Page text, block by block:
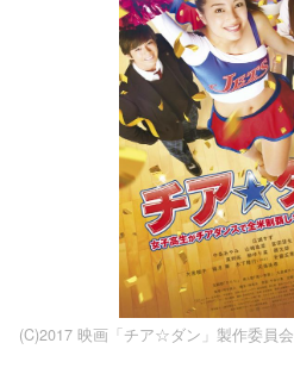
(C)2017 映画「チア☆ダン」製作委員会